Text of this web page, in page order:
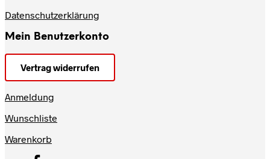
Datenschutzerklärung
Mein Benutzerkonto
Vertrag widerrufen
Anmeldung
Wunschliste
Warenkorb